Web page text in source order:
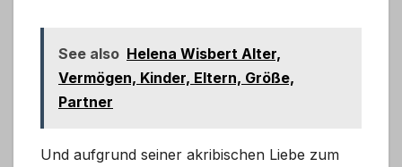
See also Helena Wisbert Alter,
Vermögen, Kinder, Eltern, Größe,
Partner
Und aufgrund seiner akribischen Liebe zum